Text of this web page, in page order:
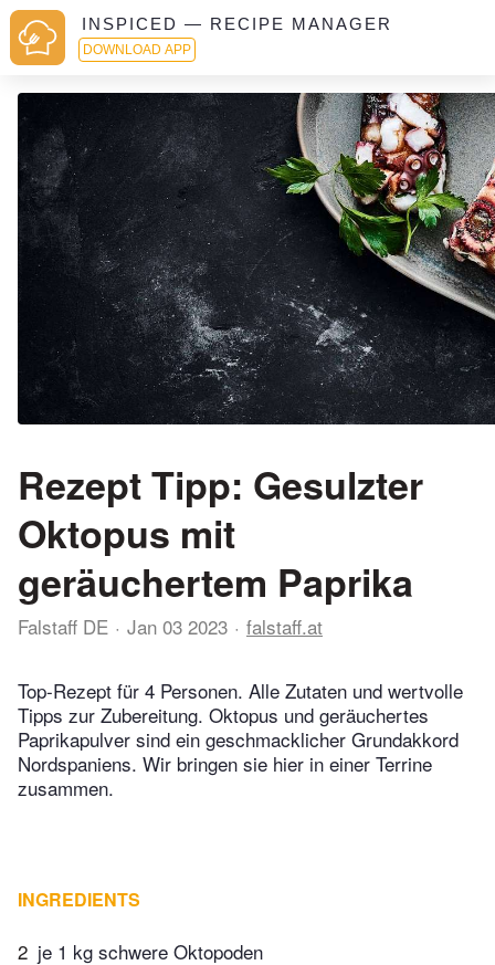
INSPICED — RECIPE MANAGER
DOWNLOAD APP
Rezept Tipp: Gesulzter
Oktopus mit
geräuchertem Paprika
Falstaff DE Jan 03 2023 falstaff.at
Top-Rezept für 4 Personen. Alle Zutaten und wertvolle
Tipps zur Zubereitung. Oktopus und geräuchertes
Paprikapulver sind ein geschmacklicher Grundakkord
Nordspaniens. Wir bringen sie hier in einer Terrine
zusammen.
INGREDIENTS
2 je 1 kg schwere Oktopoden